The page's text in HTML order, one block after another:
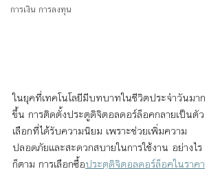
การเงิน การลงทุน
ในยุคที่เทคโนโลยีมีบทบาทในชีวิตประจำวันมาก
ขึ้น การติดตั้งประตูดิจิตอลดอร์ล็อคกลายเป็นตัว
เลือกที่ได้รับความนิยม เพราะช่วยเพิ่มความ
ปลอดภัยและสะดวกสบายในการใช้งาน อย่างไร
ก็ตาม การเลือกซื้อประตูดิจิตอลดอร์ล็อคในราคา